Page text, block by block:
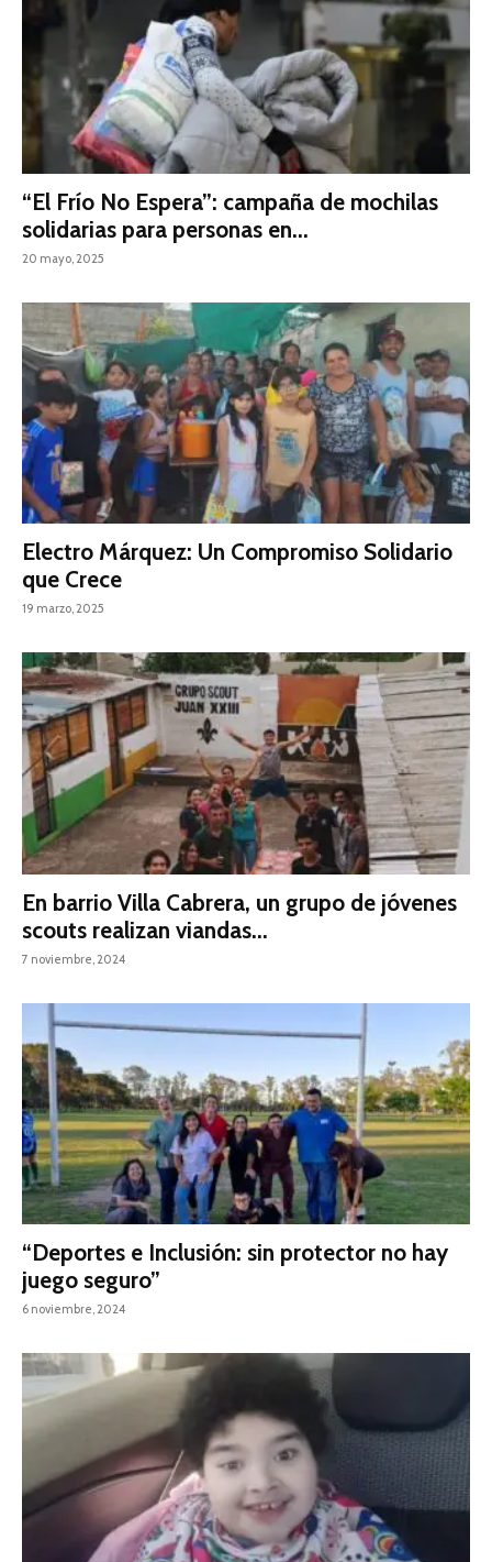
“El Frío No Espera”: campaña de mochilas
solidarias para personas en...
20 mayo, 2025
Electro Márquez: Un Compromiso Solidario
que Crece
19 marzo, 2025
En barrio Villa Cabrera, un grupo de jóvenes
scouts realizan viandas...
7 noviembre, 2024
“Deportes e Inclusión: sin protector no hay
juego seguro”
6 noviembre, 2024